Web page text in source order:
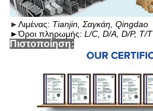
►Λιμένας: Tianjin, Σαγκάη, Qingdao
►Όροι πληρωμής: L/C, D/A, D/P, T/T
Πιστοποίηση: